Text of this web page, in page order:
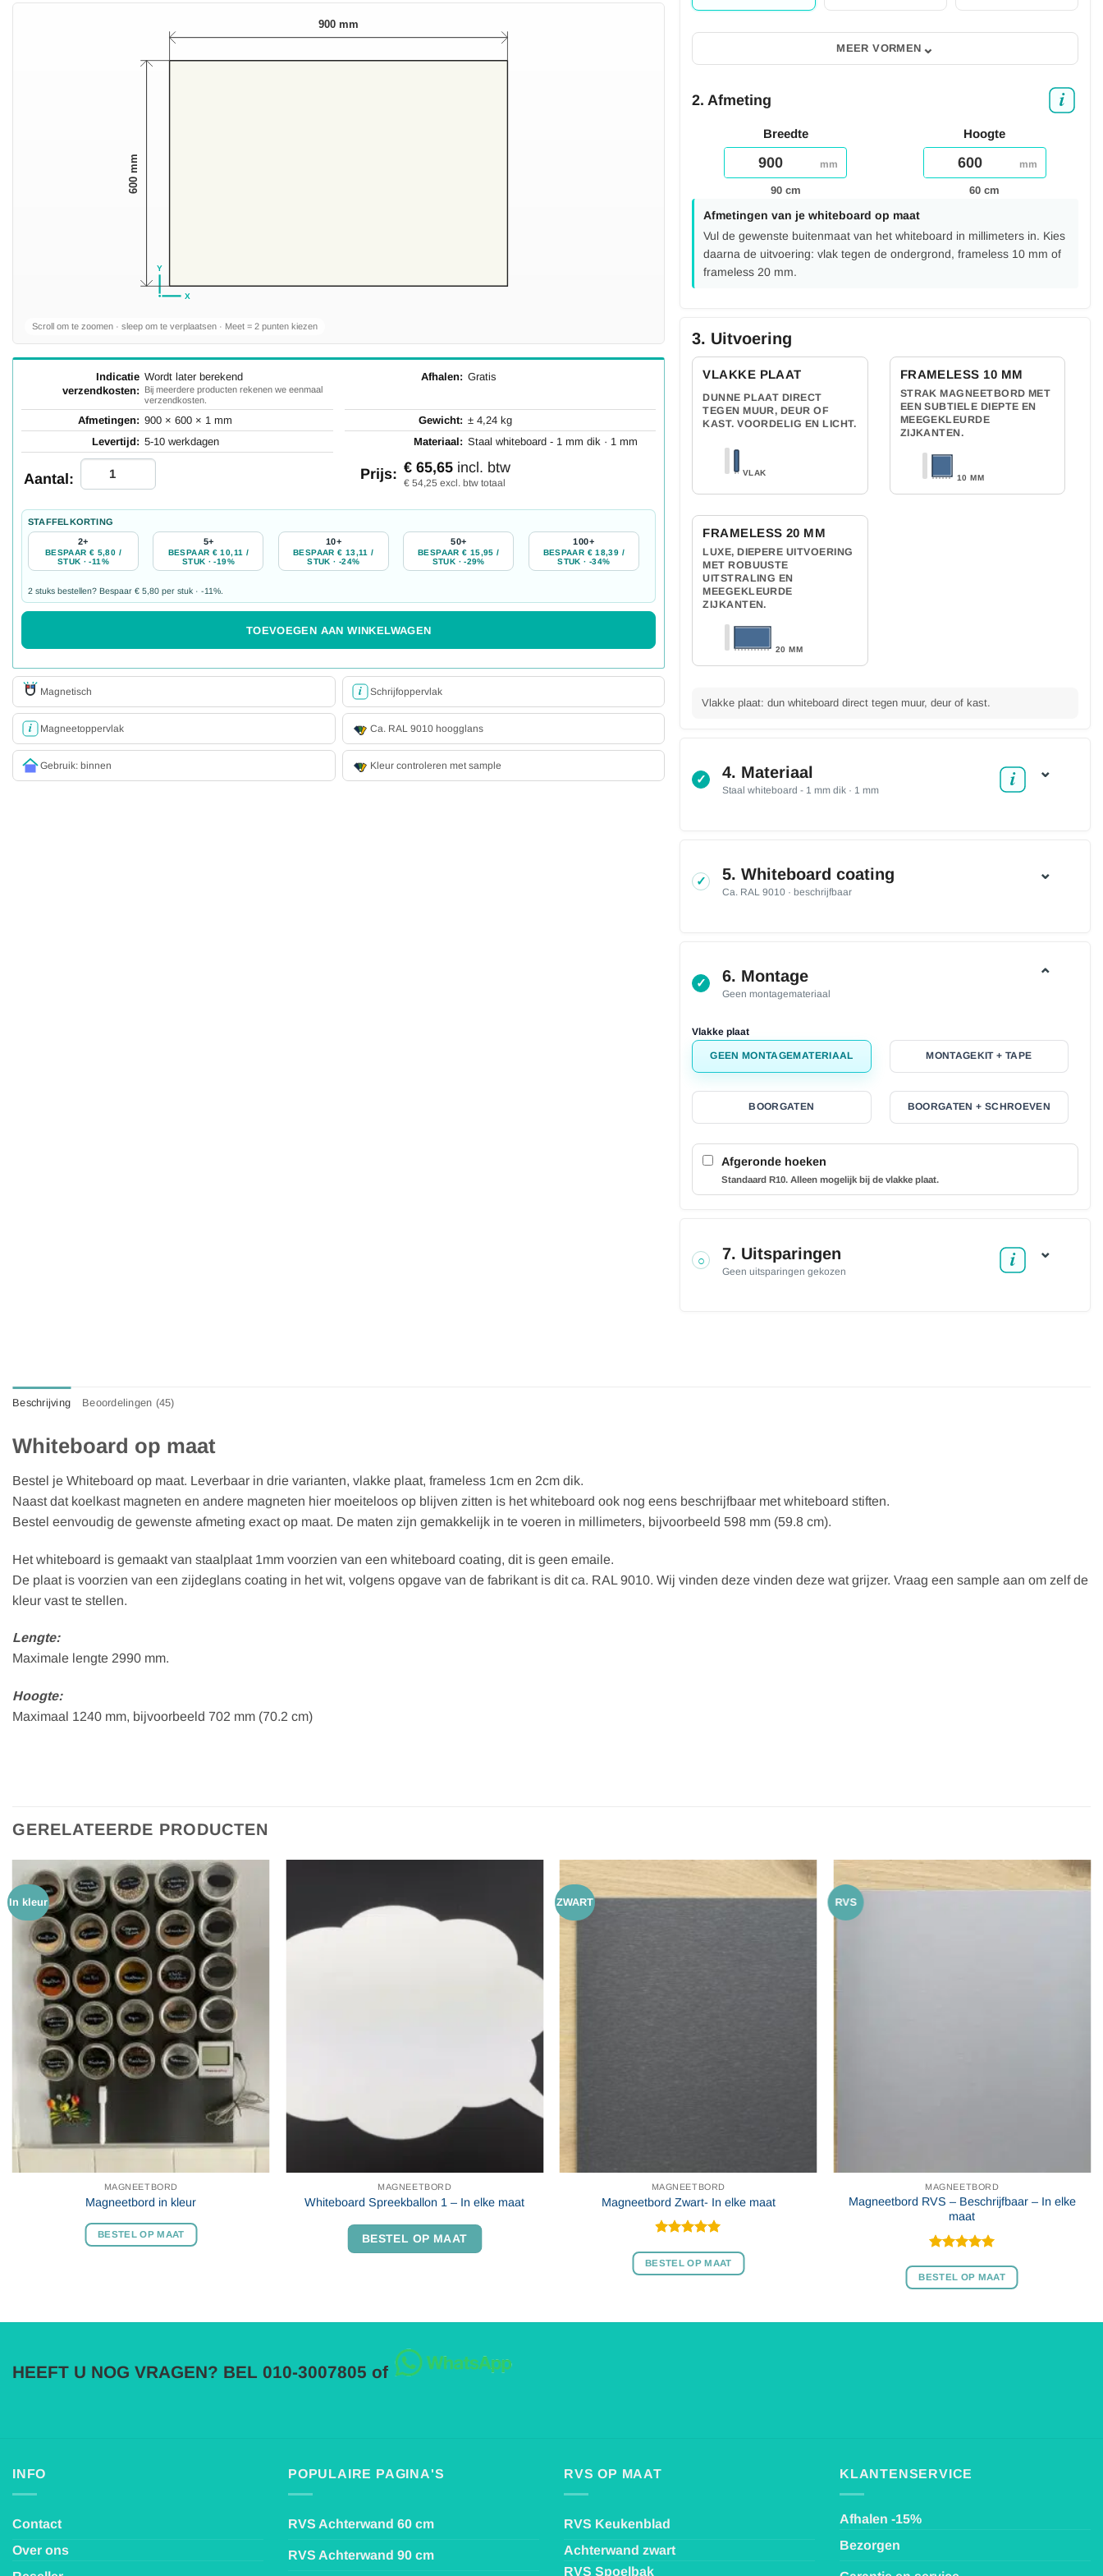
X
Y
900 mm
600 mm
Scroll om te zoomen · sleep om te verplaatsen · Meet = 2 punten kiezen
Indicatie
verzendkosten:
Wordt later berekend
Bij meerdere producten rekenen we eenmaal
verzendkosten.
Afhalen: Gratis
Afmetingen: 900 × 600 × 1 mm Gewicht: ± 4,24 kg
Levertijd: 5-10 werkdagen Materiaal: Staal whiteboard - 1 mm dik · 1 mm
Aantal: Prijs: € 65,65incl. btw
€ 54,25 excl. btw totaal
STAFFELKORTING
2+
BESPAAR € 5,80 /
STUK · -11%
5+
BESPAAR € 10,11 /
STUK · -19%
10+
BESPAAR € 13,11 /
STUK · -24%
50+
BESPAAR € 15,95 /
STUK · -29%
100+
BESPAAR € 18,39 /
STUK · -34%
2 stuks bestellen? Bespaar € 5,80 per stuk · -11%.
TOEVOEGEN AAN WINKELWAGEN
Magnetisch Schrijfoppervlak
Magneetoppervlak Ca. RAL 9010 hoogglans
Gebruik: binnen Kleur controleren met sample
MEER VORMEN ⌄
2. Afmeting
Breedte
mm
90 cm
Hoogte
mm
60 cm
Afmetingen van je whiteboard op maat
Vul de gewenste buitenmaat van het whiteboard in millimeters in. Kies
daarna de uitvoering: vlak tegen de ondergrond, frameless 10 mm of
frameless 20 mm.
3. Uitvoering
VLAKKE PLAAT
DUNNE PLAAT DIRECT
TEGEN MUUR, DEUR OF
KAST. VOORDELIG EN LICHT.
VLAK
FRAMELESS 10 MM
STRAK MAGNEETBORD MET
EEN SUBTIELE DIEPTE EN
MEEGEKLEURDE
ZIJKANTEN.
10 MM
FRAMELESS 20 MM
LUXE, DIEPERE UITVOERING
MET ROBUUSTE
UITSTRALING EN
MEEGEKLEURDE
ZIJKANTEN.
20 MM
Vlakke plaat: dun whiteboard direct tegen muur, deur of kast.
✓ 4. Materiaal
Staal whiteboard - 1 mm dik · 1 mm
⌄
✓ 5. Whiteboard coating
Ca. RAL 9010 · beschrijfbaar
⌄
✓ 6. Montage
Geen montagemateriaal
⌃
Vlakke plaat
GEEN MONTAGEMATERIAAL MONTAGEKIT + TAPE
BOORGATEN BOORGATEN + SCHROEVEN
Afgeronde hoeken
Standaard R10. Alleen mogelijk bij de vlakke plaat.
○ 7. Uitsparingen
Geen uitsparingen gekozen
⌄
Beschrijving Beoordelingen (45)
Whiteboard op maat
Bestel je Whiteboard op maat. Leverbaar in drie varianten, vlakke plaat, frameless 1cm en 2cm dik.
Naast dat koelkast magneten en andere magneten hier moeiteloos op blijven zitten is het whiteboard ook nog eens beschrijfbaar met whiteboard stiften.
Bestel eenvoudig de gewenste afmeting exact op maat. De maten zijn gemakkelijk in te voeren in millimeters, bijvoorbeeld 598 mm (59.8 cm).
Het whiteboard is gemaakt van staalplaat 1mm voorzien van een whiteboard coating, dit is geen emaile.
De plaat is voorzien van een zijdeglans coating in het wit, volgens opgave van de fabrikant is dit ca. RAL 9010. Wij vinden deze vinden deze wat grijzer. Vraag een sample aan om zelf de
kleur vast te stellen.
Lengte:
Maximale lengte 2990 mm.
Hoogte:
Maximaal 1240 mm, bijvoorbeeld 702 mm (70.2 cm)
GERELATEERDE PRODUCTEN
In kleur
MAGNEETBORD
Magneetbord in kleur
BESTEL OP MAAT
MAGNEETBORD
Whiteboard Spreekballon 1 – In elke maat
BESTEL OP MAAT
ZWART
MAGNEETBORD
Magneetbord Zwart- In elke maat
5uit 5
BESTEL OP MAAT
RVS
MAGNEETBORD
Magneetbord RVS – Beschrijfbaar – In elke
maat
4.97uit 5
BESTEL OP MAAT
HEEFT U NOG VRAGEN? BEL 010-3007805 of
INFO
Contact
Over ons
POPULAIRE PAGINA'S
RVS Achterwand 60 cm
RVS Achterwand 90 cm
RVS OP MAAT
RVS Keukenblad
Achterwand zwart
RVS Spoelbak
KLANTENSERVICE
Afhalen -15%
Bezorgen